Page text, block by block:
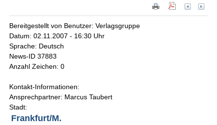
Bereitgestellt von Benutzer: Verlagsgruppe
Datum: 02.11.2007 - 16:30 Uhr
Sprache: Deutsch
News-ID 37883
Anzahl Zeichen: 0
Kontakt-Informationen:
Ansprechpartner: Marcus Taubert
Stadt:
Frankfurt/M.